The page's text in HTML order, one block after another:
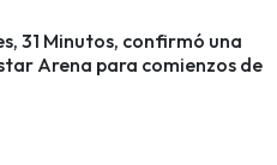
31 Minutos, confirmó una
Arena para comienzos de